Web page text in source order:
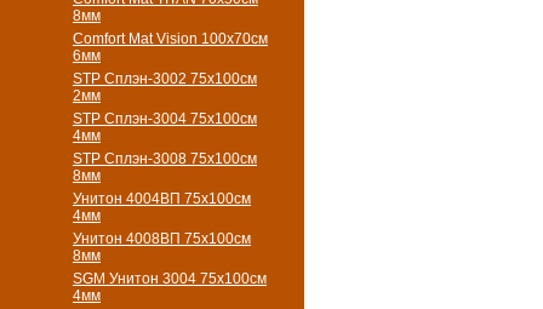
8мм
Comfort Mat Vision 100х70см
6мм
STP Сплэн-3002 75х100см
2мм
STP Сплэн-3004 75х100см
4мм
STP Сплэн-3008 75х100см
8мм
Унитон 4004ВП 75х100см
4мм
Унитон 4008ВП 75х100см
8мм
SGM Унитон 3004 75х100см
4мм